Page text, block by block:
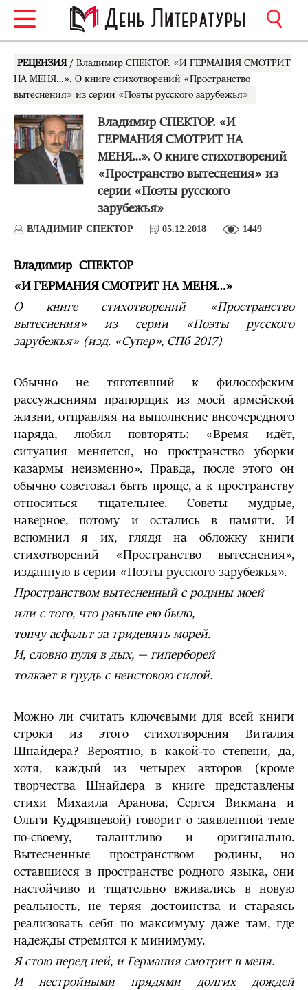
РЕЦЕНЗИЯ / Владимир СПЕКТОР. «И ГЕРМАНИЯ СМОТРИТ
НА МЕНЯ…». О книге стихотворений «Пространство
вытеснения» из серии «Поэты русского зарубежья»
Владимир СПЕКТОР. «И
ГЕРМАНИЯ СМОТРИТ НА
МЕНЯ…». О книге стихотворений
«Пространство вытеснения» из
серии «Поэты русского
зарубежья»
ВЛАДИМИР СПЕКТОР 05.12.2018 1449
Владимир СПЕКТОР
«И ГЕРМАНИЯ СМОТРИТ НА МЕНЯ…»
О книге стихотворений «Пространство
вытеснения» из серии «Поэты русского
зарубежья» (изд. «Супер», СПб 2017)
Обычно не тяготевший к философским
рассуждениям прапорщик из моей армейской
жизни, отправляя на выполнение внеочередного
наряда, любил повторять: «Время идёт,
ситуация меняется, но пространство уборки
казармы неизменно». Правда, после этого он
обычно советовал быть проще, а к пространству
относиться тщательнее. Советы мудрые,
наверное, потому и остались в памяти. И
вспомнил я их, глядя на обложку книги
стихотворений «Пространство вытеснения»,
изданную в серии «Поэты русского зарубежья».
Пространством вытесненный с родины моей
или с того, что раньше ею было,
топчу асфальт за тридевять морей.
И, словно пуля в дых, — гиперборей
толкает в грудь с неистовою силой.
Можно ли считать ключевыми для всей книги
строки из этого стихотворения Виталия
Шнайдера? Вероятно, в какой-то степени, да,
хотя, каждый из четырех авторов (кроме
творчества Шнайдера в книге представлены
стихи Михаила Аранова, Сергея Викмана и
Ольги Кудрявцевой) говорит о заявленной теме
по-своему, талантливо и оригинально.
Вытесненные пространством родины, но
оставшиеся в пространстве родного языка, они
настойчиво и тщательно вживались в новую
реальность, не теряя достоинства и стараясь
реализовать себя по максимуму даже там, где
надежды стремятся к минимуму.
Я стою перед ней, и Германия смотрит в меня.
И нестройными прядями долгих дождей